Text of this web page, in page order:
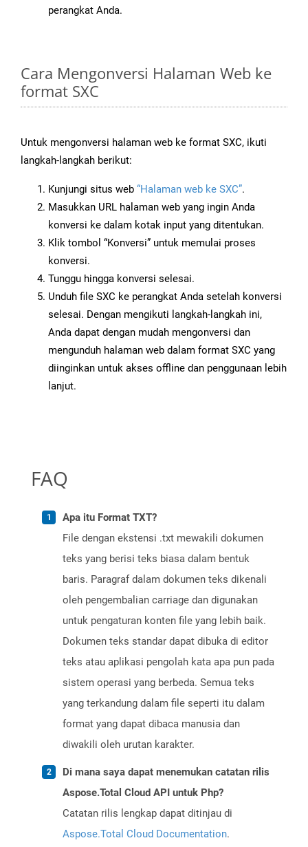
perangkat Anda.
Cara Mengonversi Halaman Web ke
format SXC
Untuk mengonversi halaman web ke format SXC, ikuti
langkah-langkah berikut:
Kunjungi situs web “Halaman web ke SXC”.
Masukkan URL halaman web yang ingin Anda
konversi ke dalam kotak input yang ditentukan.
Klik tombol “Konversi” untuk memulai proses
konversi.
Tunggu hingga konversi selesai.
Unduh file SXC ke perangkat Anda setelah konversi
selesai. Dengan mengikuti langkah-langkah ini,
Anda dapat dengan mudah mengonversi dan
mengunduh halaman web dalam format SXC yang
diinginkan untuk akses offline dan penggunaan lebih
lanjut.
FAQ
Apa itu Format TXT?
File dengan ekstensi .txt mewakili dokumen
teks yang berisi teks biasa dalam bentuk
baris. Paragraf dalam dokumen teks dikenali
oleh pengembalian carriage dan digunakan
untuk pengaturan konten file yang lebih baik.
Dokumen teks standar dapat dibuka di editor
teks atau aplikasi pengolah kata apa pun pada
sistem operasi yang berbeda. Semua teks
yang terkandung dalam file seperti itu dalam
format yang dapat dibaca manusia dan
diwakili oleh urutan karakter.
Di mana saya dapat menemukan catatan rilis
Aspose.Total Cloud API untuk Php?
Catatan rilis lengkap dapat ditinjau di
Aspose.Total Cloud Documentation.